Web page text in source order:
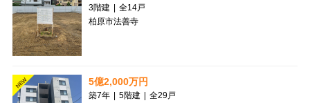
3階建 | 全14戸
柏原市法善寺
NEW 5億2,000万円
築7年 | 5階建 | 全29戸